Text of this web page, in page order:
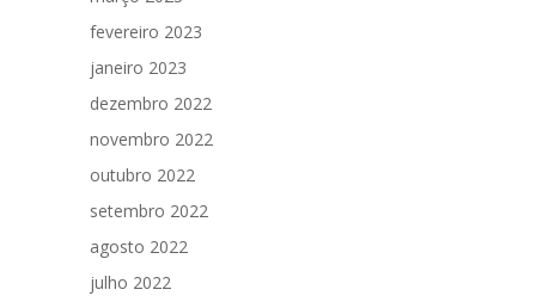
fevereiro 2023
janeiro 2023
dezembro 2022
novembro 2022
outubro 2022
setembro 2022
agosto 2022
julho 2022